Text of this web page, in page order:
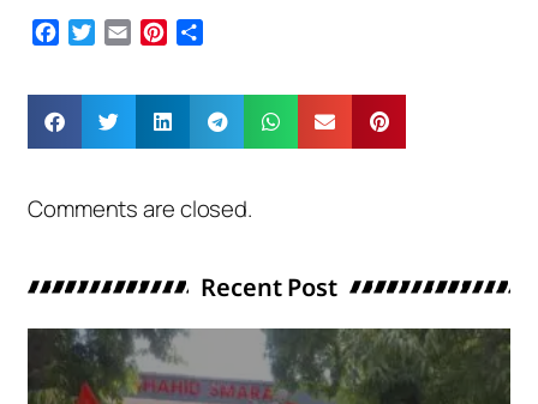
Facebook
Twitter
Email Pinterest
Comments are closed.
Recent Post